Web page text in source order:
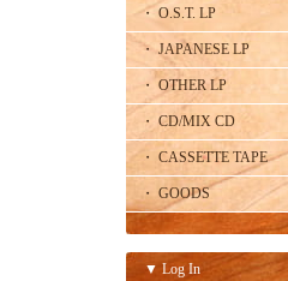
・ O.S.T. LP
・ JAPANESE LP
・ OTHER LP
・ CD/MIX CD
・ CASSETTE TAPE
・ GOODS
▼ Log In